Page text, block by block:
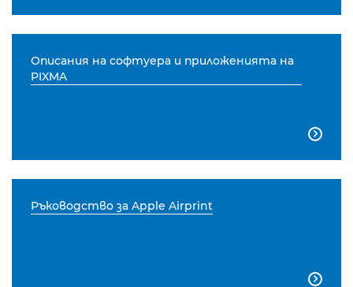
Описания на софтуера и приложенията на
PIXMA

Ръководство за Apple Airprint
